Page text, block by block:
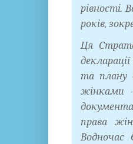
рівності.
років,
Ця
та плану
жінками
права
Водночас